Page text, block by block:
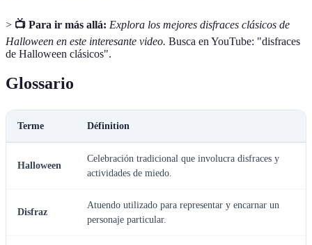
> 📺 Para ir más allá: Explora los mejores disfraces clásicos de
Halloween en este interesante video. Busca en YouTube: "disfraces
de Halloween clásicos".
Glossario
Terme Définition
Halloween
Celebración tradicional que involucra disfraces y
actividades de miedo.
Disfraz
Atuendo utilizado para representar y encarnar un
personaje particular.